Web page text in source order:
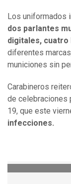
Los uniformados
dos parlantes
digitales, cuatro
diferentes
municiones sin
Carabineros
de celebraciones
19, que este
infecciones.